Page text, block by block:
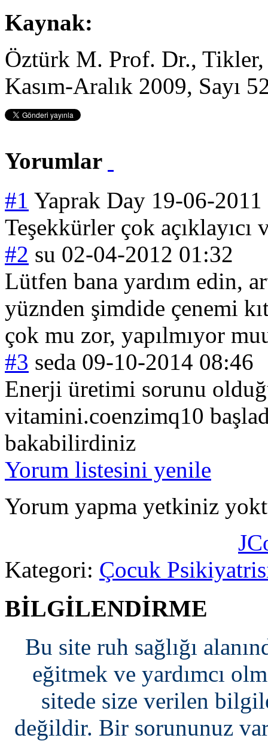
Kaynak:
Öztürk M. Prof. Dr.,
Kasım-Aralık 2009, Sayı
Yorumlar
#1 Yaprak Day 19-06-
Teşekkürler çok açıklayıcı
#2 su 02-04-2012 01:32
Lütfen bana yardım edin,
yüznden şimdide çenemi
çok mu zor, yapılmıyor
#3 seda 09-10-2014 08:46
Enerji üretimi sorunu
vitamini.coenzimq10
bakabilirdiniz
Yorum listesini yenile
Yorum yapma yetkiniz
Kategori: Çocuk
BİLGİLENDİRME
Bu site ruh sağlığı
eğitmek ve yardımcı
sitede size verilen
değildir. Bir sorununuz